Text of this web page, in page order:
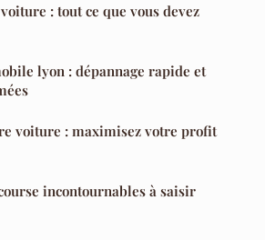
: tout ce que vous devez
lyon : dépannage rapide et
voiture : maximisez votre profit
incontournables à saisir